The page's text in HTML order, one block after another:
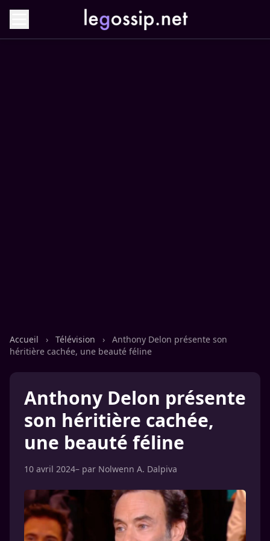
Accueil › Télévision ›
Anthony Delon présente son
héritière cachée, une beauté féline
Anthony Delon présente
son héritière cachée,
une beauté féline
10 avril 2024– par Nolwenn A. Dalpiva